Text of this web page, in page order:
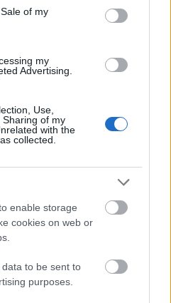
of my
my
Advertising.
Use,
of my
with the
collected.
enable storage
cookies on web or
to be sent to
purposes.
përvojave të
madhe që çon në rutina
në rutinat e fitnesit
spinningut. Gjithashtu rrit
Kjo nxjerr në pah rolin
i Forcës së
për çiklistët, duke
dhe prodhimin